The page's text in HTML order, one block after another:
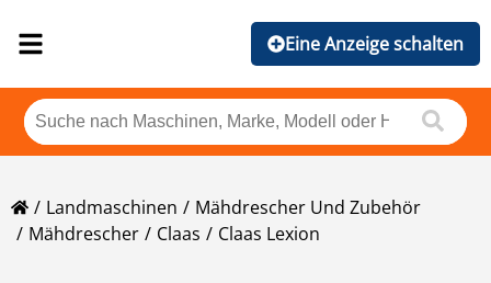
Eine Anzeige schalten
Landmaschinen
Mähdrescher Und Zubehör
Mähdrescher
Claas Claas Lexion